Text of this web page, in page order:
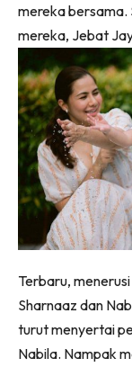
mereka bersama.
mereka, Jebat
Terbaru,
Sharnaaz dan
turut menyertai
Nabila. Nampak